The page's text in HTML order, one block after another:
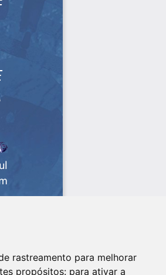
rastreamento para melhorar
propósitos: para ativar a